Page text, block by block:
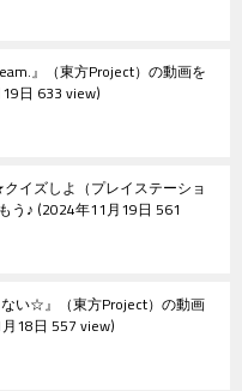
』（東方Project）の動画を
日 633 view
イズしよ（プレイステーショ
う♪ 2024年11月19日 561
ない☆』（東方Project）の動画
18日 557 view